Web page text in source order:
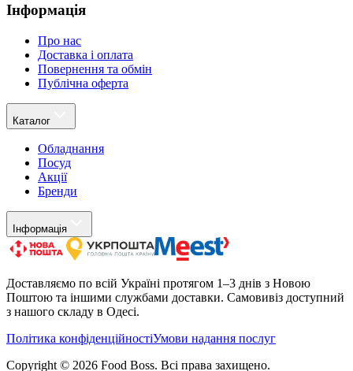
Інформація
Про нас
Доставка і оплата
Повернення та обмін
Публічна оферта
Каталог
Обладнання
Посуд
Акції
Бренди
Інформація
Доставляємо по всій Україні протягом 1–3 днів з Новою
Поштою та іншими службами доставки. Самовивіз доступний
з нашого складу в Одесі.
Політика конфіденційностіУмови надання послуг
Copyright © 2026 Food Boss. Всі права захищено.